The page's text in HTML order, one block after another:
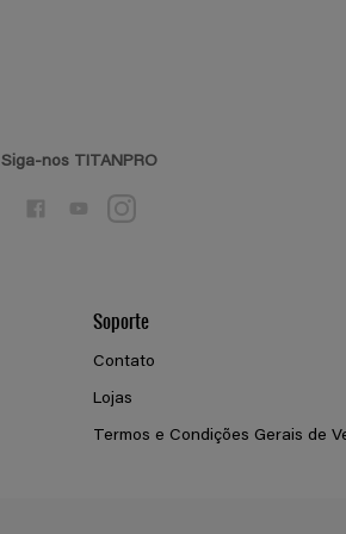
Siga-nos TITANPRO
Soporte
Contato
Lojas
Termos e Condições Gerais de